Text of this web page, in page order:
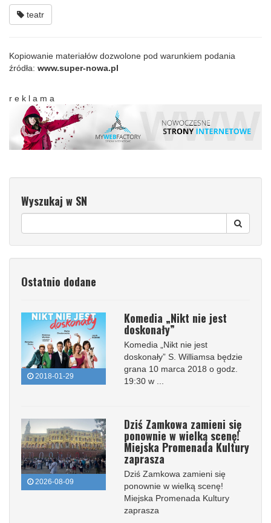
teatr
Kopiowanie materiałów dozwolone pod warunkiem podania
źródła: www.super-nowa.pl
r e k l a m a
Wyszukaj w SN
Ostatnio dodane
2018-01-29
Komedia „Nikt nie jest
doskonały”
Komedia „Nikt nie jest
doskonały” S. Williamsa będzie
grana 10 marca 2018 o godz.
19:30 w ...
2026-08-09
Dziś Zamkowa zamieni się
ponownie w wielką scenę!
Miejska Promenada Kultury
zaprasza
Dziś Zamkowa zamieni się
ponownie w wielką scenę!
Miejska Promenada Kultury
zaprasza